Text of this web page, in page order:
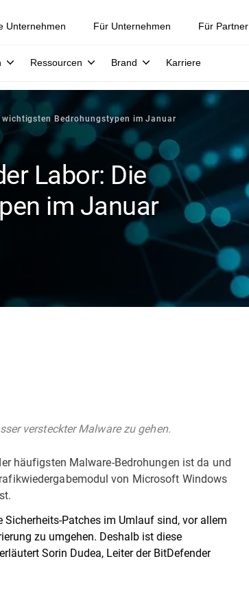
Unternehmen Für Unternehmen Für Partner
Ressourcen Brand Karriere
Bedrohungstypen im Januar
Labor: Die
im Januar
versteckter Malware zu gehen.
häufigsten Malware-Bedrohungen ist da und
von Microsoft Windows
Sicherheits-Patches im Umlauf sind, vor allem
zu umgehen. Deshalb ist diese
Sorin Dudea, Leiter der BitDefender